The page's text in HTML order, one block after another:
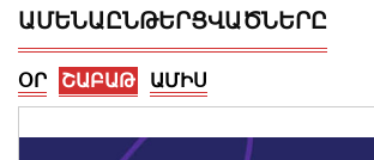
ԱՄԵՆԱԸՆԹԵՐՑՎԱԾՆԵՐԸ
ՕՐ ՇԱԲԱԹ ԱՄԻՍ